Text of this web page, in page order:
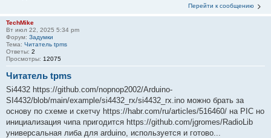
Перейти к сообщению
TechMike
Вт июл 22, 2025 5:34 pm
Форум: Задумки
Тема: Читатель tpms
Ответы: 2
Просмотры: 12075
Читатель tpms
Si4432 https://github.com/nopnop2002/Arduino-
SI4432/blob/main/example/si4432_rx/si4432_rx.ino можно брать за
основу по схеме и скетчу https://habr.com/ru/articles/516460/ на PIC но
инициализация чипа пригодится https://github.com/jgromes/RadioLib
универсальная либа для arduino, используется и готово...